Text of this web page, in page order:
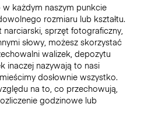
każdym naszym punkcie
rozmiaru lub kształtu.
sprzęt fotograficzny,
słowy, możesz skorzystać
walizek, depozytu
inaczej nazywają to nasi
dosłownie wszystko.
na to, co przechowują,
godzinowe lub